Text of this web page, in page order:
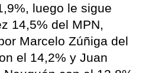
luego le sigue
14,5% del MPN,
Marcelo Zúñiga del
el 14,2% y Juan